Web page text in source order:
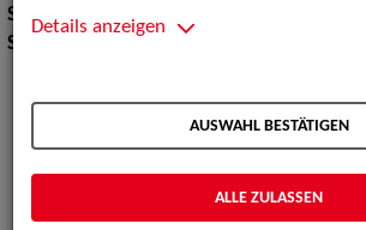
Schuhgröße:
35 36
Specials:
Details anzeigen
AUSWAHL BESTÄTIGEN
ALLE ZULASSEN